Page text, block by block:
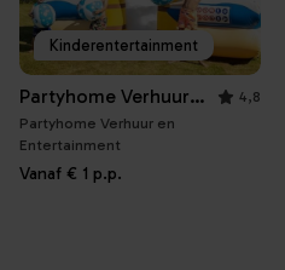
Kinderentertainment
Partyhome Verhuur en Entertainment
4,8
Partyhome Verhuur en
Entertainment
Vanaf € 1 p.p.